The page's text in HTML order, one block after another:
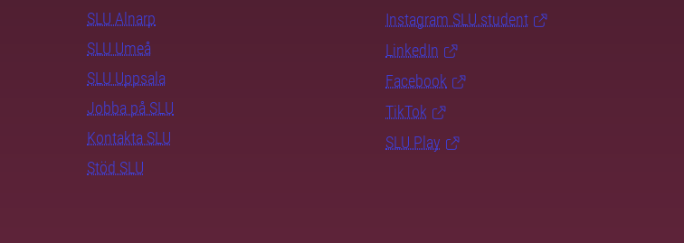
SLU Alnarp
SLU Umeå
SLU Uppsala
Jobba på SLU
Kontakta SLU
Stöd SLU
Instagram SLU.student
LinkedIn
Facebook
TikTok
SLU Play